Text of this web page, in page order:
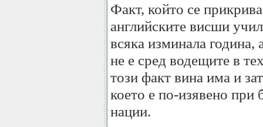
Факт, който се
английските висши
всяка изминала година,
не е сред водещите в
този факт вина има и
което е по-изявено при
нации.